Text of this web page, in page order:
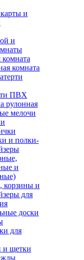
и
и
комната
ПВХ
рулонная
мелочи
и полки-
и
корзины и
для
доски
для
и щетки